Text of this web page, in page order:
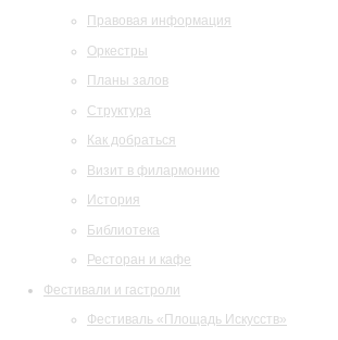
Правовая информация
Оркестры
Планы залов
Структура
Как добраться
Визит в филармонию
История
Библиотека
Ресторан и кафе
Фестивали и гастроли
Фестиваль «Площадь Искусств»